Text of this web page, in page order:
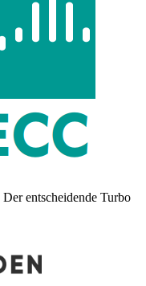
Der entscheidende Turbo